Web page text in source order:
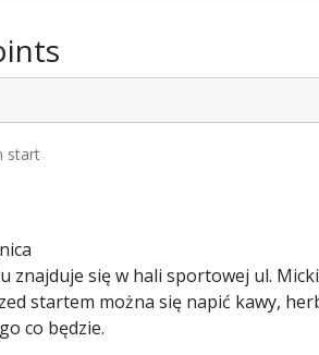
start
znajduje się w hali sportowej ul.
startem można się napić kawy,
co będzie.